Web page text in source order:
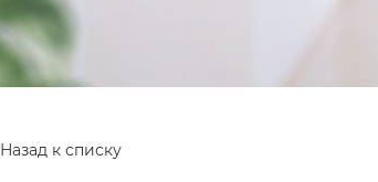
Назад к списку